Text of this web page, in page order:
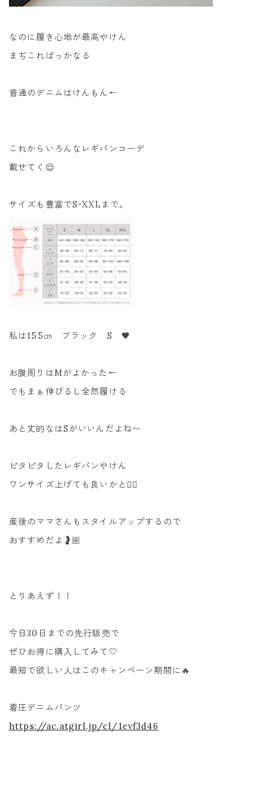
なのに履き心地が最高やけん
まぢこればっかなる
普通のデニムはけんもん←
これからいろんなレギパンコーデ
載せてく😌
サイズも豊富でS-XXLまで。
私は155㎝ ブラック S 🖤
お腹周りはMがよかった←
でもまぁ伸びるし全然履ける
あと丈的なはSがいいんだよね〜
ピタピタしたレギパンやけん
ワンサイズ上げても良いかと👌🏼
産後のママさんもスタイルアップするので
おすすめだよ🤰🏼
とりあえず！！
今日30日までの先行販売で
ぜひお得に購入してみて🤍
最短で欲しい人はこのキャンペーン期間に🔥
着圧デニムパンツ
https://ac.atgirl.jp/cl/1evf3d46